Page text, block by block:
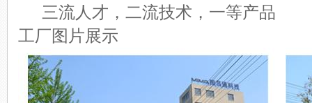
三流人才，二流技术，一等产品
工厂图片展示